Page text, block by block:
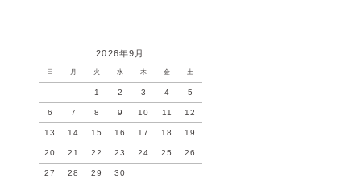
2026年9月
日 月 火 水 木 金 土
1 2 3 4 5
6 7 8 9 10 11 12
13 14 15 16 17 18 19
20 21 22 23 24 25 26
27 28 29 30